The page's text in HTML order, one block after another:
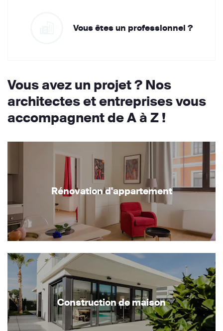
Vous êtes un professionnel ?
Vous avez un projet ? Nos
architectes et entreprises vous
accompagnent de A à Z !
Rénovation d'appartement
Construction de maison